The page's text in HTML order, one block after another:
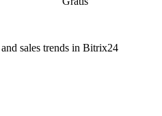
sales trends in Bitrix24